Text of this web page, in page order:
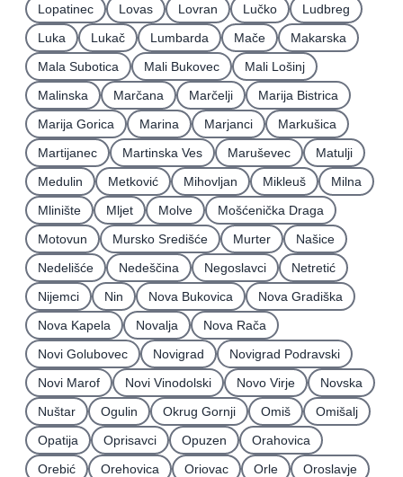
Lopatinec
Lovas Lovran Lučko
Ludbreg
Luka
Lukač Lumbarda Mače
Makarska
Mala Subotica
Mali Bukovec
Mali Lošinj
Malinska
Marčana Marčelji
Marija Bistrica
Marija Gorica
Marina Marjanci
Markušica
Martijanec
Martinska Ves Maruševec
Matulji
Medulin
Metković Mihovljan Mikleuš
Milna
Mlinište
Mljet Molve
Mošćenička Draga
Motovun
Mursko Središće Murter
Našice
Nedelišće
Nedeščina Negoslavci
Netretić
Nijemci
Nin Nova Bukovica
Nova Gradiška
Nova Kapela
Novalja
Nova Rača
Novi Golubovec
Novigrad
Novigrad Podravski
Novi Marof
Novi Vinodolski Novo Virje
Novska
Nuštar
Ogulin Okrug Gornji Omiš
Omišalj
Opatija
Oprisavci Opuzen
Orahovica
Orebić
Orehovica Oriovac Orle
Oroslavje